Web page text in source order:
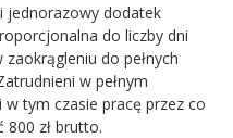
jednorazowy dodatek
do liczby dni
do pełnych
w pełnym
tym czasie pracę przez co
zł brutto.